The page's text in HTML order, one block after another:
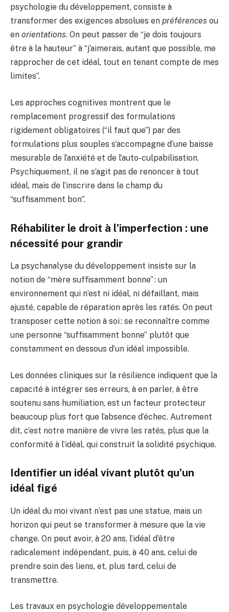
psychologie du développement, consiste à
transformer des exigences absolues en préférences ou
en orientations. On peut passer de “je dois toujours
être à la hauteur” à “j’aimerais, autant que possible, me
rapprocher de cet idéal, tout en tenant compte de mes
limites”.
Les approches cognitives montrent que le
remplacement progressif des formulations
rigidement obligatoires (“il faut que”) par des
formulations plus souples s’accompagne d’une baisse
mesurable de l’anxiété et de l’auto-culpabilisation.
Psychiquement, il ne s’agit pas de renoncer à tout
idéal, mais de l’inscrire dans le champ du
“suffisamment bon”.
Réhabiliter le droit à l’imperfection : une
nécessité pour grandir
La psychanalyse du développement insiste sur la
notion de “mère suffisamment bonne” : un
environnement qui n’est ni idéal, ni défaillant, mais
ajusté, capable de réparation après les ratés. On peut
transposer cette notion à soi : se reconnaître comme
une personne “suffisamment bonne” plutôt que
constamment en dessous d’un idéal impossible.
Les données cliniques sur la résilience indiquent que la
capacité à intégrer ses erreurs, à en parler, à être
soutenu sans humiliation, est un facteur protecteur
beaucoup plus fort que l’absence d’échec. Autrement
dit, c’est notre manière de vivre les ratés, plus que la
conformité à l’idéal, qui construit la solidité psychique.
Identifier un idéal vivant plutôt qu’un
idéal figé
Un idéal du moi vivant n’est pas une statue, mais un
horizon qui peut se transformer à mesure que la vie
change. On peut avoir, à 20 ans, l’idéal d’être
radicalement indépendant, puis, à 40 ans, celui de
prendre soin des liens, et, plus tard, celui de
transmettre.
Les travaux en psychologie développementale